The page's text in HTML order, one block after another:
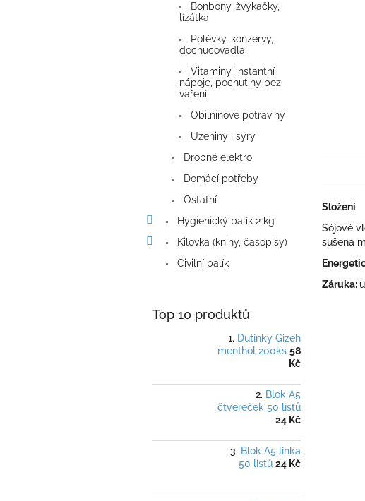
Bonbony, žvýkačky,
lízátka
Polévky, konzervy,
dochucovadla
Vitaminy, instantní
nápoje, pochutiny bez
vaření
Obilninové potraviny
Uzeniny , sýry
Drobné elektro
Domácí potřeby
Ostatní
Hygienický balík 2 kg
Kilovka (knihy, časopisy)
Civilní balík
Top 10 produktů
Dutinky Gizeh
menthol 200ks 58
Kč
Blok A5
čtvereček 50 listů
24 Kč
Blok A5 linka
50 listů 24 Kč
Složení
Sójové
sušená
Záruka: